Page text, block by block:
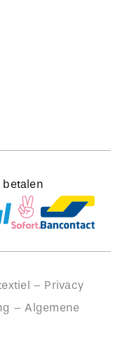
betalen
– Privacy
–Algemene